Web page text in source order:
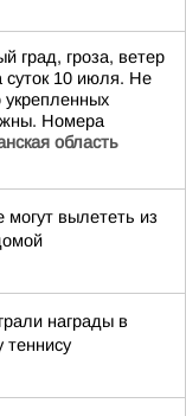
град, гроза, ветер
суток 10 июля. Не
укрепленных
Номера
область
могут вылететь из
награды в
теннису